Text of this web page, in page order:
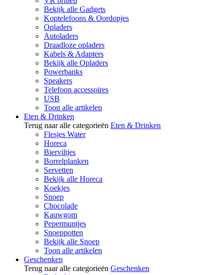
Bekijk alle Gadgets
Koptelefoons & Oordopjes
Opladers
Autoladers
Draadloze opladers
Kabels & Adapters
Bekijk alle Opladers
Powerbanks
Speakers
Telefoon accessoires
USB
Toon alle artikelen
Eten & Drinken
Terug naar alle categorieën Eten & Drinken
Flesjes Water
Horeca
Bierviltjes
Borrelplanken
Servetten
Bekijk alle Horeca
Koekjes
Snoep
Chocolade
Kauwgom
Pepermuntjes
Snoeppotten
Bekijk alle Snoep
Toon alle artikelen
Geschenken
Terug naar alle categorieën Geschenken